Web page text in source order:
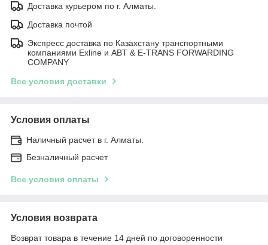
Доставка курьером по г. Алматы.
Доставка почтой
Экспресс доставка по Казахстану транспортными
компаниями Exline и ABT & E-TRANS FORWARDING
COMPANY
Все условия доставки
Условия оплаты
Наличный расчет в г. Алматы.
Безналичный расчет
Все условия оплаты
Условия возврата
Возврат товара в течение 14 дней по договоренности